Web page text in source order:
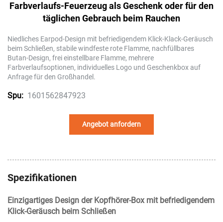
Farbverlaufs-Feuerzeug als Geschenk oder für den
täglichen Gebrauch beim Rauchen
Niedliches Earpod-Design mit befriedigendem Klick-Klack-Geräusch
beim Schließen, stabile windfeste rote Flamme, nachfüllbares
Butan-Design, frei einstellbare Flamme, mehrere
Farbverlaufsoptionen, individuelles Logo und Geschenkbox auf
Anfrage für den Großhandel.
Spu: 1601562847923
Angebot anfordern
Spezifikationen
Einzigartiges Design der Kopfhörer-Box mit befriedigendem
Klick-Geräusch beim Schließen